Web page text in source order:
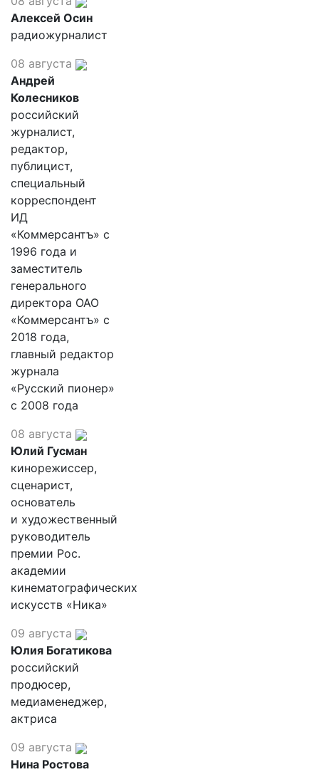
Алексей Осин
радиожурналист
08 августа
Андрей
Колесников
российский
журналист,
редактор,
публицист,
специальный
корреспондент
ИД
«Коммерсантъ» с
1996 года и
заместитель
генерального
директора ОАО
«Коммерсантъ» с
2018 года,
главный редактор
журнала
«Русский пионер»
с 2008 года
08 августа
Юлий Гусман
кинорежиссер,
сценарист,
основатель
и художественный
руководитель
премии Рос.
академии
кинематографических
искусств «Ника»
09 августа
Юлия Богатикова
российский
продюсер,
медиаменеджер,
актриса
09 августа
Нина Ростова